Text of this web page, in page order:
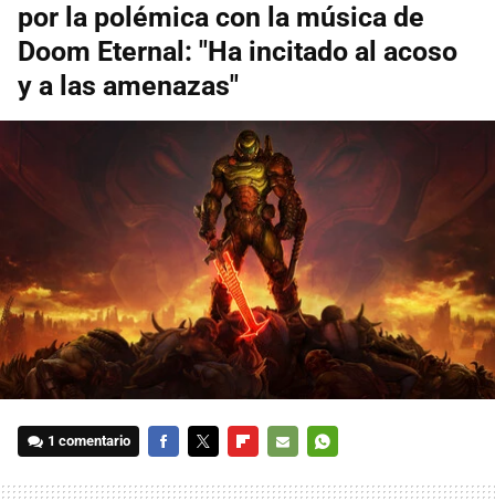
por la polémica con la música de
Doom Eternal: "Ha incitado al acoso
y a las amenazas"
1 comentario